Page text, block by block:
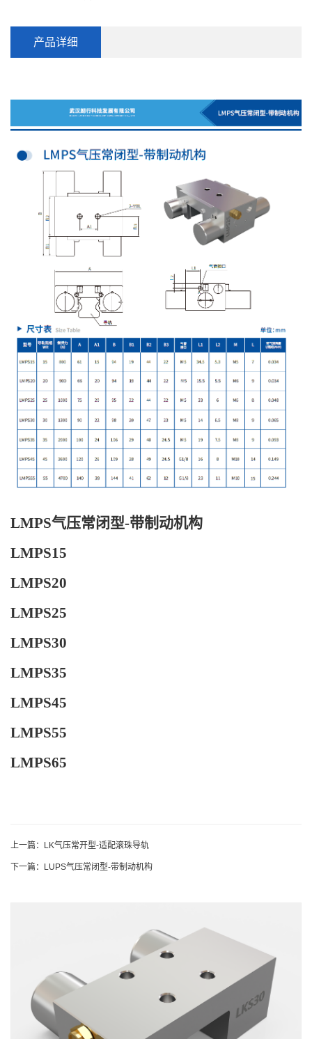
产品详细
LMPS气压常闭型-带制动机构
LMPS15
LMPS20
LMPS25
LMPS30
LMPS35
LMPS45
LMPS55
LMPS65
上一篇： LK气压常开型-适配滚珠导轨
下一篇： LUPS气压常闭型-带制动机构